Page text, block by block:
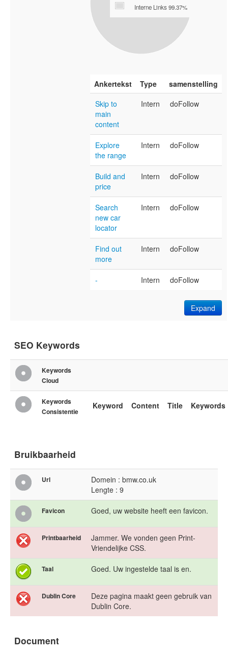
Interne Links 99.37%
Ankertekst Type
samenstelling
Skip to
main
content
Intern doFollow
Explore
the range
Intern doFollow
Build and
price
Intern doFollow
Search
new car
locator
Intern doFollow
Find out
more
Intern doFollow
- Intern doFollow
Expand
SEO Keywords
Keywords
Cloud
Keywords
Consistentie
Keyword Content Title Keywords
Bruikbaarheid
Url
Domein : bmw.co.uk
Lengte : 9
Favicon Goed, uw website heeft een favicon.
Printbaarheid
Jammer. We vonden geen Print-
Vriendelijke CSS.
Taal Goed. Uw ingestelde taal is en.
Dublin Core
Deze pagina maakt geen gebruik van
Dublin Core.
Document